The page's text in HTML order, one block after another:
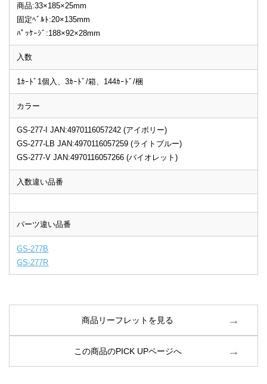
商品:33×185×25mm
固定ﾍﾞﾙﾄ:20×135mm
ﾊﾟｯｹｰｼﾞ:188×92×28mm
入数
1ｶｰﾄﾞ1個入、3ｶｰﾄﾞ/箱、144ｶｰﾄﾞ/梱
カラー
GS-277-I JAN:4970116057242 (アイボリー)
GS-277-LB JAN:4970116057259 (ライトブルー)
GS-277-V JAN:4970116057266 (バイオレット)
入数違い品番
パーツ違い品番
GS-277B
GS-277R
商品リーフレットを見る
この商品のPICK UPページへ